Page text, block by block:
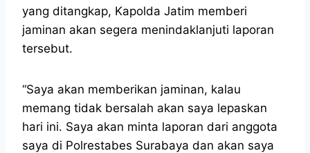
yang ditangkap, Kapolda Jatim memberi
jaminan akan segera menindaklanjuti laporan
tersebut.
“Saya akan memberikan jaminan, kalau
memang tidak bersalah akan saya lepaskan
hari ini. Saya akan minta laporan dari anggota
saya di Polrestabes Surabaya dan akan saya